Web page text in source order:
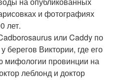
и фотографиях
лет.
или Caddy по
берегов Виктории, где его
мифологии провинции на
леблонд и доктор